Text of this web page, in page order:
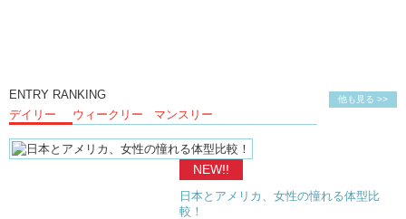
他も見る >>
ENTRY RANKING
デイリー
ウィークリー マンスリー
NEW!!
日本とアメリカ、女性の憧れる体型比
較！